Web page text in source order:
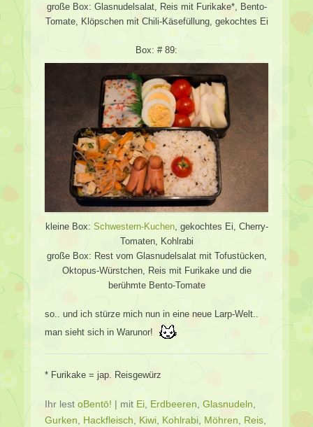
große Box: Glasnudelsalat, Reis mit Furikake*, Bento-
Tomate, Klöpschen mit Chili-Käsefüllung, gekochtes Ei
Box: # 89:
kleine Box: Schwestern-Kuchen, gekochtes Ei, Cherry-
Tomaten, Kohlrabi
große Box: Rest vom Glasnudelsalat mit Tofustücken,
Oktopus-Würstchen, Reis mit Furikake und die
berühmte Bento-Tomate
so.. und ich stürze mich nun in eine neue Larp-Welt..
man sieht sich in Warunor!
* Furikake = jap. Reisgewürz
Ihr lest oBentō! | mit Ei, Erdbeeren, Glasnudeln,
Gurken, Hackfleisch, Kiwi, Kohlrabi, Möhren, Reis,